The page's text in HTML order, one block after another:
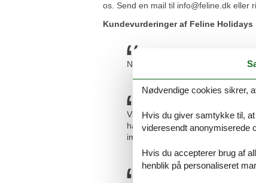
os. Send en mail til info@feline.dk eller
Kundevurderinger af Feline Holidays
Nem hjemmeside og hurtig svar/
Vi har brugt Feline to gange nu
har Feline troligt sendt mig
imponerende med så mange
Nødvendige cookies sikrer,
Hvis du giver samtykke til,
videresendt anonymiserede
Hvis du accepterer brug af
henblik på personaliseret